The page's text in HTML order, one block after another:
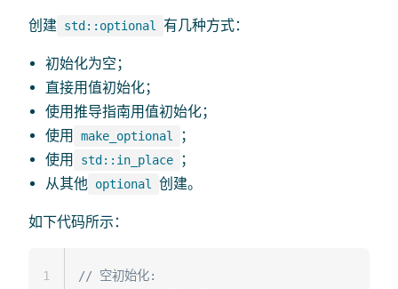
创建 std::optional 有几种方式：
初始化为空；
直接用值初始化；
使用推导指南用值初始化；
使用
make_optional
；
使用
std::in_place
；
从其他 optional 创建。
如下代码所示：
// 空初始化:
1